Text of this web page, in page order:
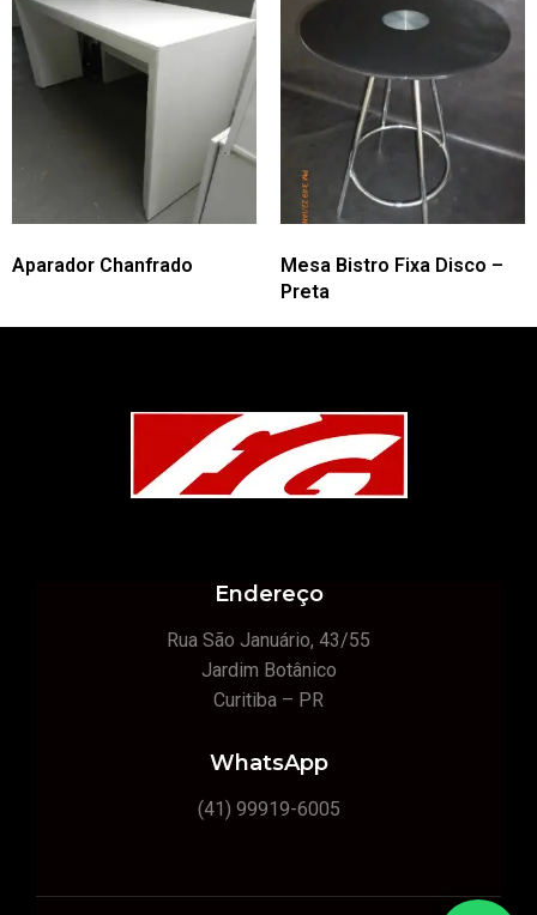
Aparador Chanfrado
Mesa Bistro Fixa Disco –
Preta
Endereço
Rua São Januário, 43/55
Jardim Botânico
Curitiba – PR
WhatsApp
(41) 99919-6005